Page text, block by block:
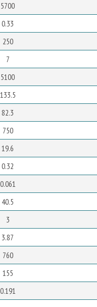
5700
0.33
250
7
5100
133.5
82.3
750
19.6
0.32
0.061
40.5
3
3.87
760
155
0.191